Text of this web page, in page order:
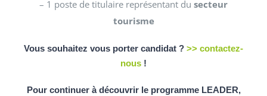
– 1 poste de titulaire représentant du secteur
tourisme
Vous souhaitez vous porter candidat ? >> contactez-
nous !
Pour continuer à découvrir le programme LEADER,